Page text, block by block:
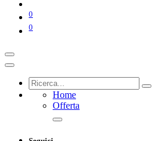
0
0
Home
Offerta